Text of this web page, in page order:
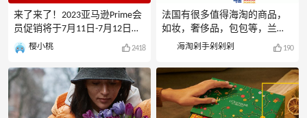
来了来了！2023亚马逊Prime会
员促销将于7月11日-7月12日全
面开跑，还没参加过亚马逊
Prime会员日促销的萌新们，
2023亚马逊Prime会员日海淘攻
略汇总一定要收藏哦，本篇内
容将带你了解Prime会员日打折
时间、Prime会员权益、Prime会
樱小桃 2418
法国有很多值得海淘的商品，
如妆，奢侈品，包包等，兰
蔻、薇姿、欧莱雅、Avene雅
这些品牌法国官网都很便宜，
只是大部分不支持国卡购买，
除了护肤妆，法国还有奶粉也
很受妈妈们欢迎，这篇来简单
海淘剁手剁剁剁 190